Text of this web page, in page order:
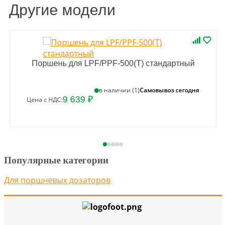
Другие модели
Поршень для LPF/PPF-500(T) стандартный
в наличии (1)Самовывоз сегодня
Цена с НДС:9 639 ₽
Популярные категории
Для поршневых дозаторов